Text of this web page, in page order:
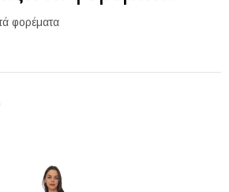
φορέματα